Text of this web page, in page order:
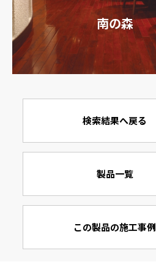
南の森
検索結果へ戻る
製品一覧
この製品の施工事例